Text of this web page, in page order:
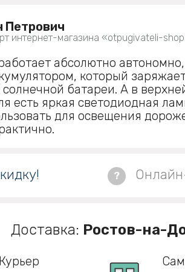
Петрович
интернет-магазина «otpugivateli-
абсолютно
который
батареи. А в
есть яркая светодиодная
для освещения
?
Доставка: Ростов-на-
Курьер